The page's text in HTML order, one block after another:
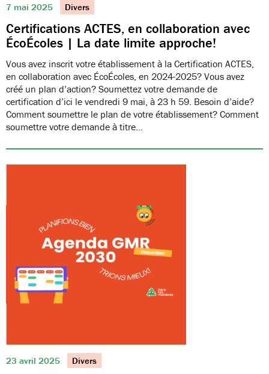
7 mai 2025 Divers
Certifications ACTES, en collaboration avec
ÉcoÉcoles | La date limite approche!
Vous avez inscrit votre établissement à la Certification ACTES,
en collaboration avec ÉcoÉcoles, en 2024-2025? Vous avez
créé un plan d’action? Soumettez votre demande de
certification d’ici le vendredi 9 mai, à 23 h 59. Besoin d’aide?
Comment soumettre le plan de votre établissement? Comment
soumettre votre demande à titre…
23 avril 2025 Divers